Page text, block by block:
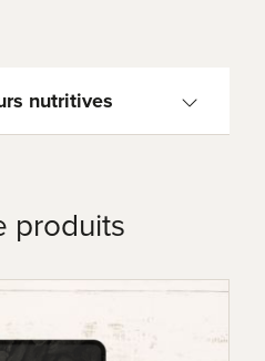
nutritives
une formation naturelle
produits